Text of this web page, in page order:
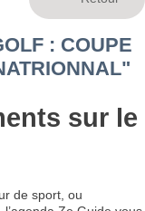
: COUPE
sur le
de sport, ou